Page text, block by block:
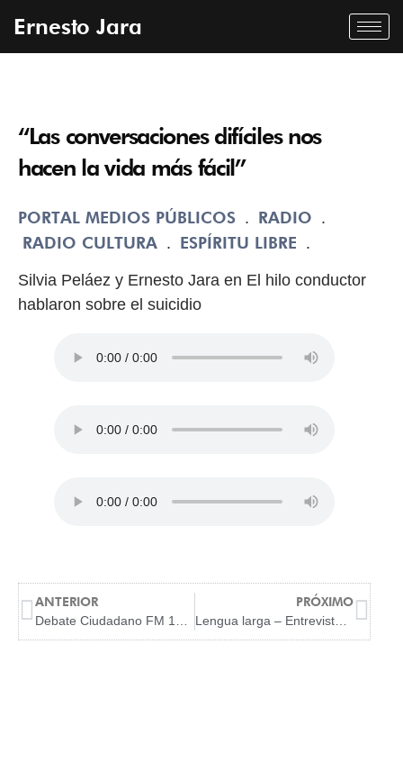
Ernesto Jara
“Las conversaciones difíciles nos
hacen la vida más fácil”
PORTAL MEDIOS PÚBLICOS . RADIO .
RADIO CULTURA . ESPÍRITU LIBRE .
Silvia Peláez y Ernesto Jara en El hilo conductor
hablaron sobre el suicidio
ANTERIOR
Debate Ciudadano FM 101.9 09/09/20
PRÓXIMO
Lengua larga – Entrevista a Ernesto Jara